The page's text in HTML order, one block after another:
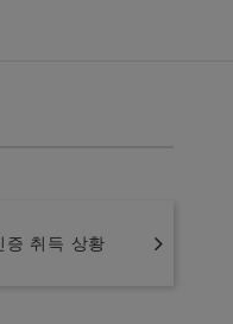
증 취득 상황